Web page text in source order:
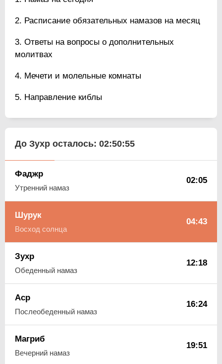
Расписание обязательных намазов на месяц
Ответы на вопросы о дополнительных
молитвах
Мечети и молельные комнаты
Направление киблы
До Зухр осталось: 02:50:54
Фаджр
Утренний намаз
02:05
Шурук
Восход солнца
04:43
Зухр
Обеденный намаз
12:18
Аср
Послеобеденный намаз
16:24
Магриб
Вечерний намаз
19:51